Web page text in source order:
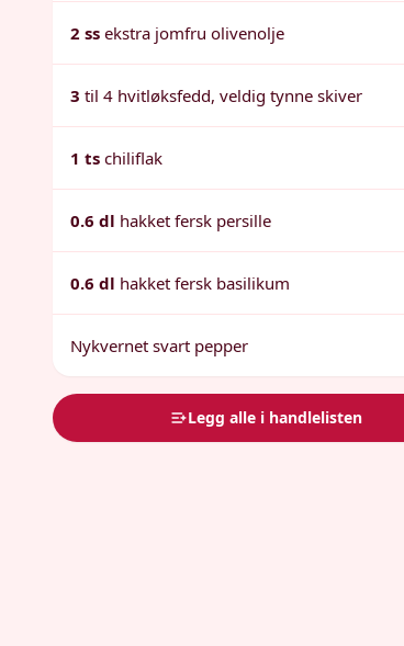
2 ss ekstra jomfru olivenolje
3 til 4 hvitløksfedd, veldig tynne skiver
1 ts chiliflak
0.6 dl hakket fersk persille
0.6 dl hakket fersk basilikum
Nykvernet svart pepper
Legg alle i handlelisten